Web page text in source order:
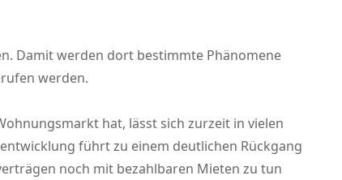
Damit werden dort bestimmte Phänomene
werden.
hat, lässt sich zurzeit in vielen
führt zu einem deutlichen Rückgang
noch mit bezahlbaren Mieten zu tun